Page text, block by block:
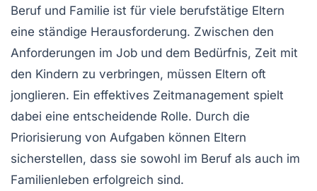
Beruf und Familie ist für viele berufstätige Eltern
eine ständige Herausforderung. Zwischen den
Anforderungen im Job und dem Bedürfnis, Zeit mit
den Kindern zu verbringen, müssen Eltern oft
jonglieren. Ein effektives Zeitmanagement spielt
dabei eine entscheidende Rolle. Durch die
Priorisierung von Aufgaben können Eltern
sicherstellen, dass sie sowohl im Beruf als auch im
Familienleben erfolgreich sind.